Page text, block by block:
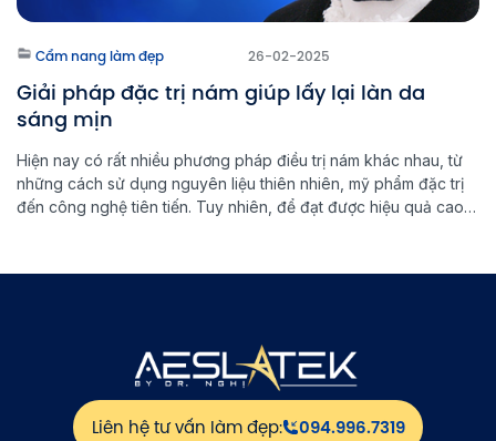
Cẩm nang làm đẹp 26-02-2025
Giải pháp đặc trị nám giúp lấy lại làn da
sáng mịn
Hiện nay có rất nhiều phương pháp điều trị nám khác nhau, từ
những cách sử dụng nguyên liệu thiên nhiên, mỹ phẩm đặc trị
đến công nghệ tiên tiến. Tuy nhiên, để đạt được hiệu quả cao
Liên hệ tư vấn làm đẹp: 094.996.7319